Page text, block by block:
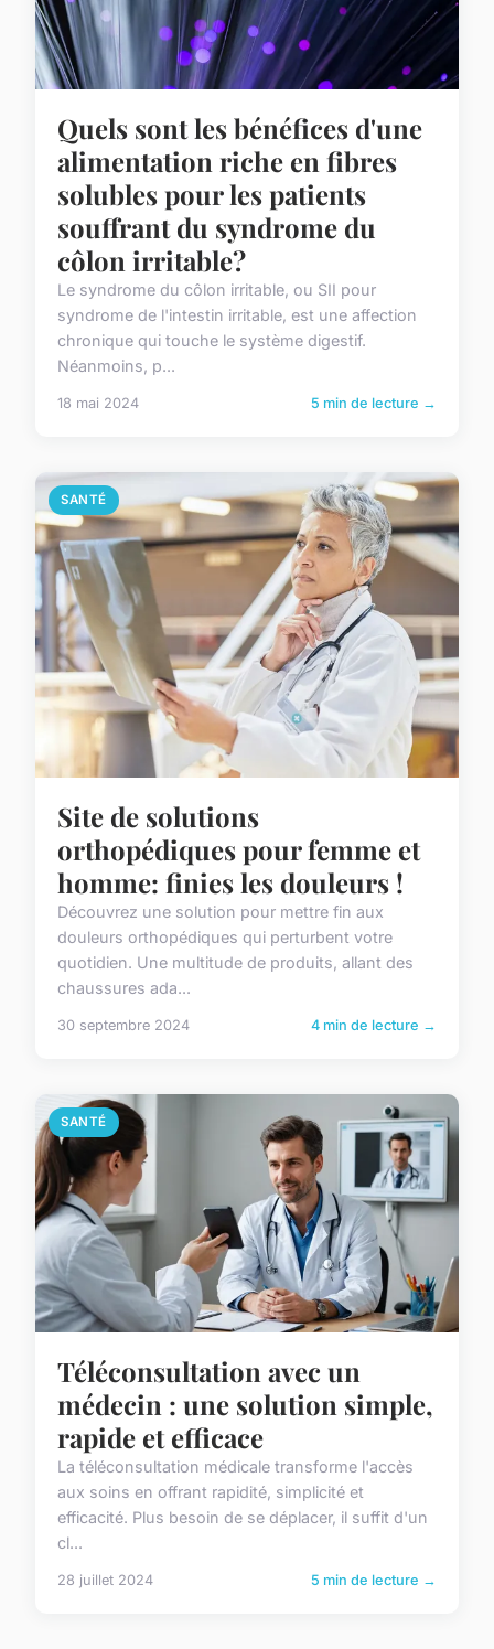
Quels sont les bénéfices d'une
alimentation riche en fibres
solubles pour les patients
souffrant du syndrome du
côlon irritable?
Le syndrome du côlon irritable, ou SII pour
syndrome de l'intestin irritable, est une affection
chronique qui touche le système digestif.
Néanmoins, p...
18 mai 2024 5 min de lecture →
SANTÉ
Site de solutions
orthopédiques pour femme et
homme: finies les douleurs !
Découvrez une solution pour mettre fin aux
douleurs orthopédiques qui perturbent votre
quotidien. Une multitude de produits, allant des
chaussures ada...
30 septembre 2024 4 min de lecture →
SANTÉ
Téléconsultation avec un
médecin : une solution simple,
rapide et efficace
La téléconsultation médicale transforme l'accès
aux soins en offrant rapidité, simplicité et
efficacité. Plus besoin de se déplacer, il suffit d'un
cl...
28 juillet 2024 5 min de lecture →